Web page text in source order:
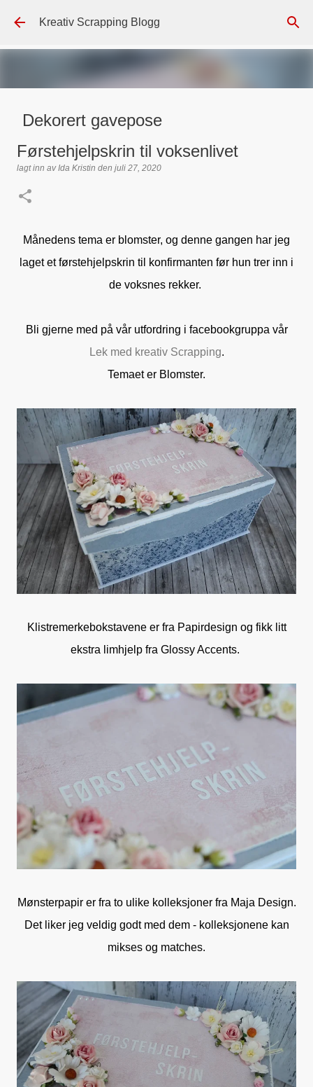
Gå til hovedinnhold
Kreativ Scrapping Blogg
Dekorert gavepose
GAVEPOSE / POSEKORT
Førstehjelpskrin til voksenlivet
lagt inn avIda Kristin den juli 27, 2020
Månedens tema er blomster, og denne gangen har jeg
laget et førstehjelpskrin til konfirmanten før hun trer inn i
de voksnes rekker.
Bli gjerne med på vår utfordring i facebookgruppa vår
Lek med kreativ Scrapping.
Temaet er Blomster.
Klistremerkebokstavene er fra Papirdesign og fikk litt
ekstra limhjelp fra Glossy Accents.
Mønsterpapir er fra to ulike kolleksjoner fra Maja Design.
Det liker jeg veldig godt med dem - kolleksjonene kan
mikses og matches.